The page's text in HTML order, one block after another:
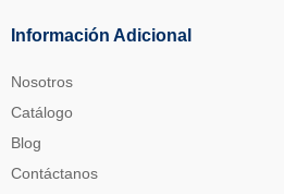
Información Adicional
Nosotros
Catálogo
Blog
Contáctanos